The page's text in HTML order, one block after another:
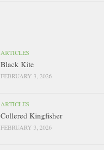
ARTICLES
Black Kite
FEBRUARY 3, 2026
ARTICLES
Collered Kingfisher
FEBRUARY 3, 2026